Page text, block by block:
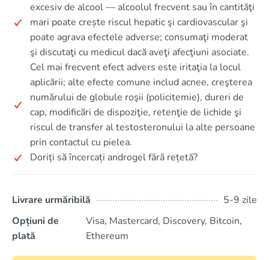
excesiv de alcool — alcoolul frecvent sau în cantităţi
mari poate crește riscul hepatic şi cardiovascular şi
poate agrava efectele adverse; consumaţi moderat
şi discutaţi cu medicul dacă aveţi afecţiuni asociate.
Cel mai frecvent efect advers este iritaţia la locul
aplicării; alte efecte comune includ acnee, creşterea
numărului de globule roşii (policitemie), dureri de
cap, modificări de dispoziţie, retenţie de lichide şi
riscul de transfer al testosteronului la alte persoane
prin contactul cu pielea.
Doriți să încercați androgel fără rețetă?
Livrare urmăribilă
5-9 zile
Opțiuni de
plată
Visa, Mastercard, Discovery, Bitcoin,
Ethereum